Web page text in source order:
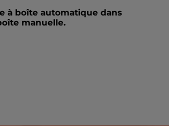
à boîte automatique dans
manuelle.